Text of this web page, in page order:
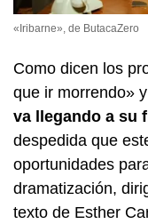
«Iribarne», de ButacaZero
Como dicen los
que ir morrendo» y
va llegando a su
despedida que
oportunidades
dramatización,
texto de Esther